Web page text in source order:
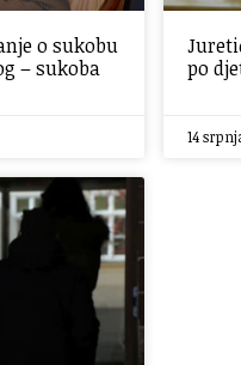
o sukobu
– sukoba
po
14